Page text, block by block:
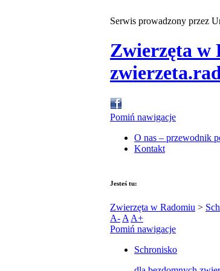
Serwis prowadzony przez
Zwierzęta w
Pomiń nawigacje
O nas – przewodnik
Kontakt
Jesteś tu:
Zwierzęta w Radomiu >
A- A A+
Pomiń nawigacje
Schronisko